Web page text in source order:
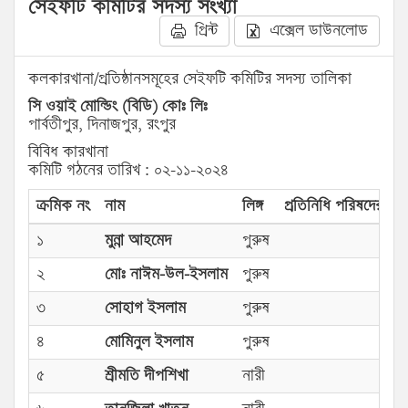
সেইফটি কমিটির সদস্য সংখ্যা
প্রিন্ট এক্সেল ডাউনলোড
কলকারখানা/প্রতিষ্ঠানসমূহের সেইফটি কমিটির সদস্য তালিকা
সি ওয়াই মোল্ডিং (বিডি) কোঃ লিঃ
পার্বতীপুর, দিনাজপুর, রংপুর
বিবিধ কারখানা
কমিটি গঠনের তারিখ : ০২-১১-২০২৪
ক্রমিক নং
নাম লিঙ্গ
প্রতিনিধি পরিষদের
১
মুন্না আহমেদ
পুরুষ
২
মোঃ নাঈম-উল-ইসলাম
পুরুষ
৩
সোহাগ ইসলাম
পুরুষ
৪
মোমিনুল ইসলাম
পুরুষ
৫
শ্রীমতি দীপশিখা
নারী